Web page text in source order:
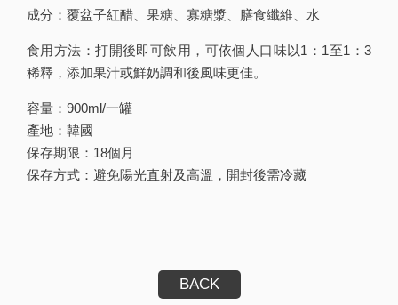
成分：覆盆子紅醋、果糖、寡糖漿、膳食纖維、水
食用方法：打開後即可飲用，可依個人口味以1：1至1：3
稀釋，添加果汁或鮮奶調和後風味更佳。
容量：900ml/一罐
產地：韓國
保存期限：18個月
保存方式：避免陽光直射及高溫，開封後需冷藏
BACK